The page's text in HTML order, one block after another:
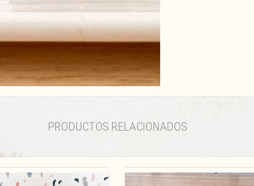
PRODUCTOS RELACIONADOS